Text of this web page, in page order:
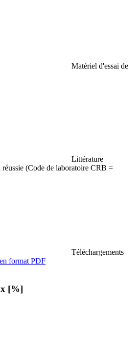
Matériel d'essai de
Littérature
(Code de laboratoire CRB =
Téléchargements
format PDF
[%]